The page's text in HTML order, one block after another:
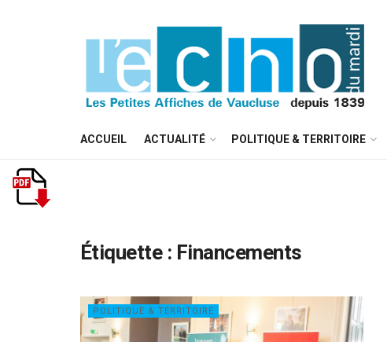
ACCUEIL ACTUALITÉ POLITIQUE & TERRITOIRE
Étiquette : Financements
POLITIQUE & TERRITOIRE